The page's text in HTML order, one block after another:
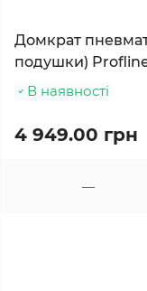
Домкрат
подушки)
В наявності
4 949.00 грн